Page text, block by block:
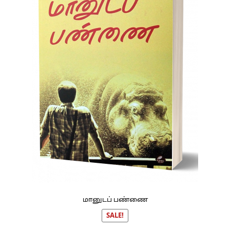
மானுடப் பண்ணை
SALE!